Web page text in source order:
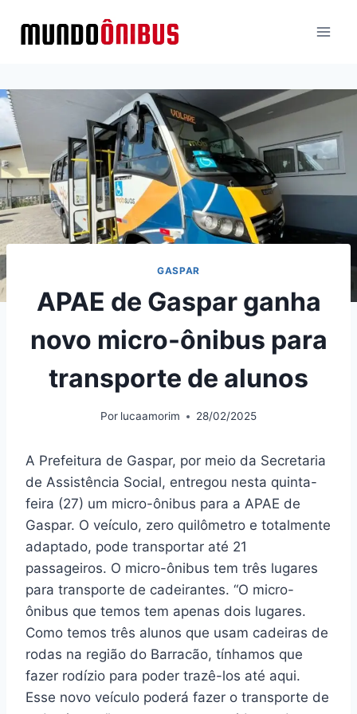
para
GASPAR
APAE de Gaspar ganha
novo micro-ônibus para
transporte de alunos
Por lucaamorim 28/02/2025
A Prefeitura de Gaspar, por meio da Secretaria
de Assistência Social, entregou nesta quinta-
feira (27) um micro-ônibus para a APAE de
Gaspar. O veículo, zero quilômetro e totalmente
adaptado, pode transportar até 21
passageiros. O micro-ônibus tem três lugares
para transporte de cadeirantes. “O micro-
ônibus que temos tem apenas dois lugares.
Como temos três alunos que usam cadeiras de
rodas na região do Barracão, tínhamos que
fazer rodízio para poder trazê-los até aqui.
Esse novo veículo poderá fazer o transporte de